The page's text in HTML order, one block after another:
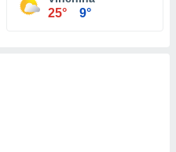
25° 9°